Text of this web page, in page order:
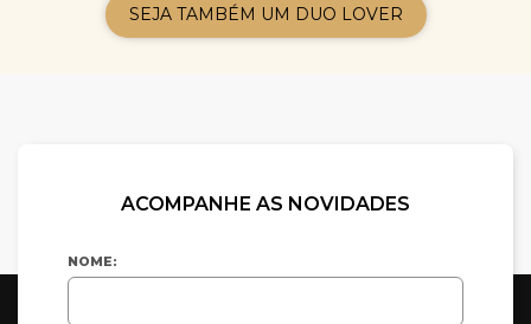
SEJA TAMBÉM UM DUO LOVER
ACOMPANHE AS NOVIDADES
NOME: